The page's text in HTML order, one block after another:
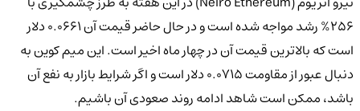
256% رشد مواجه شده است و در حال حاضر قیمت آن 0.0661 دلار
است که بالاترین قیمت آن در چهار ماه اخیر است. این میم کوین به
دنبال عبور از مقاومت 0.0715 دلار است و اگر شرایط بازار به نفع آن
باشد، ممکن است شاهد ادامه روند صعودی آن باشیم.